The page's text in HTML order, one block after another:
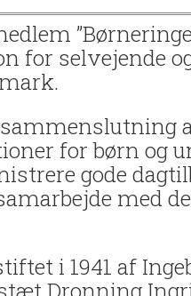
for selvejende
for børn og
gode
med
i 1941 af
Dronning